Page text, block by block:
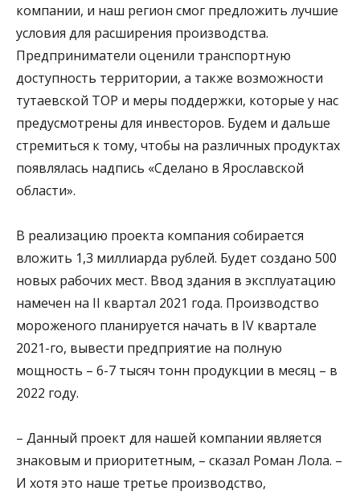
компании, и наш регион смог предложить лучшие
условия для расширения производства.
Предприниматели оценили транспортную
доступность территории, а также возможности
тутаевской ТОР и меры поддержки, которые у нас
предусмотрены для инвесторов. Будем и дальше
стремиться к тому, чтобы на различных продуктах
появлялась надпись «Сделано в Ярославской
области».
В реализацию проекта компания собирается
вложить 1,3 миллиарда рублей. Будет создано 500
новых рабочих мест. Ввод здания в эксплуатацию
намечен на II квартал 2021 года. Производство
мороженого планируется начать в IV квартале
2021-го, вывести предприятие на полную
мощность – 6-7 тысяч тонн продукции в месяц – в
2022 году.
– Данный проект для нашей компании является
знаковым и приоритетным, – сказал Роман Лола. –
И хотя это наше третье производство,